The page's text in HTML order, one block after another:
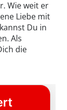
Wie weit er
Liebe mit
Du in
Als
die